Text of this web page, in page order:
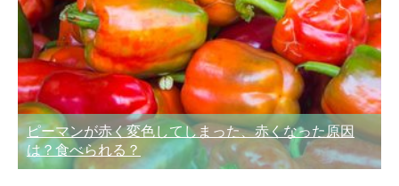
ピーマンが赤く変色してしまった、赤くなった原因
は？食べられる？